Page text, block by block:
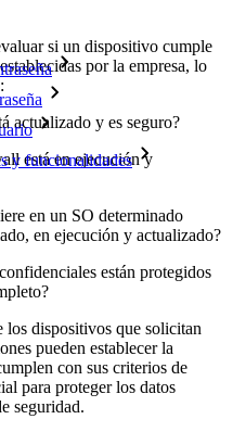
y funcionalidades
si un dispositivo cumple
por la empresa, lo
actualizado y es seguro?
está en ejecución y
en un SO determinado
en ejecución y actualizado?
están protegidos
los dispositivos que solicitan
pueden establecer la
con sus criterios de
para proteger los datos
seguridad.